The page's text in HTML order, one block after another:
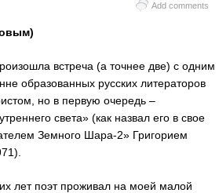
Add comments
встреча (а точнее две) с одним
образованных русских литераторов
но в первую очередь –
света» (как назвал его в свое
Земного Шара-2» Григорием
лет поэт проживал на моей малой